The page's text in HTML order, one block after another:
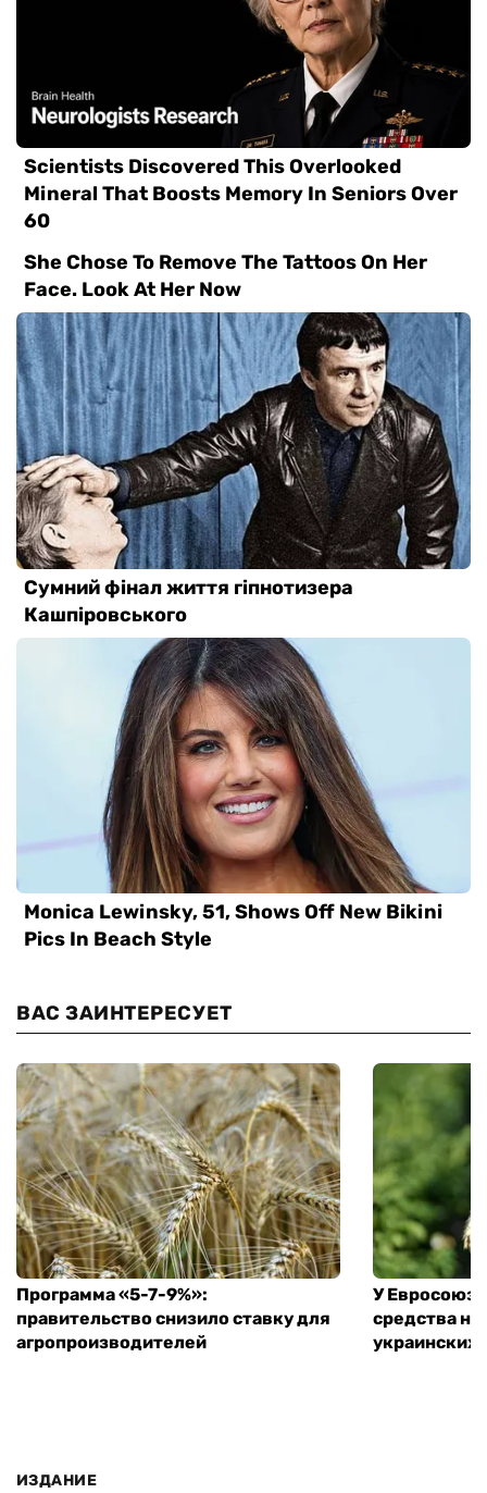
ВАС ЗАИНТЕРЕСУЕТ
Программа «5-7-9%»:
правительство снизило ставку для
агропроизводителей
У
средства
ИЗДАНИЕ